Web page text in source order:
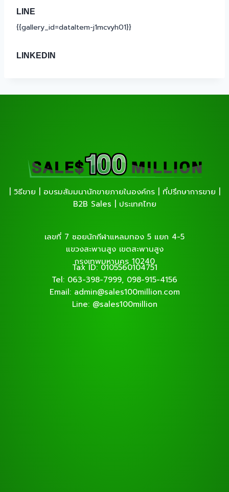
LINE
{{gallery_id=dataItem-j1mcvyh01}}
LINKEDIN
| วิธีขาย | อบรมสัมมนานักขายภายในองค์กร | ที่ปรึกษาการขาย |
B2B Sales | ประเทศไทย
เลขที่ 7 ซอยนักกีฬาแหลมทอง 5 แยก 4-5
แขวงสะพานสูง เขตสะพานสูง
กรุงเทพมหานคร 10240
Tax ID: 0105560104751
Tel: 063-398-7999, 098-915-4156
Email: admin@sales100million.com
Line: @sales100million